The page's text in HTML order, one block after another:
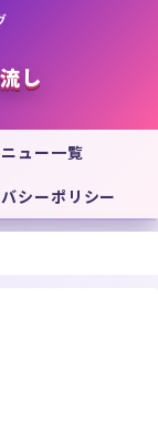
し
ュー一覧
シーポリシー